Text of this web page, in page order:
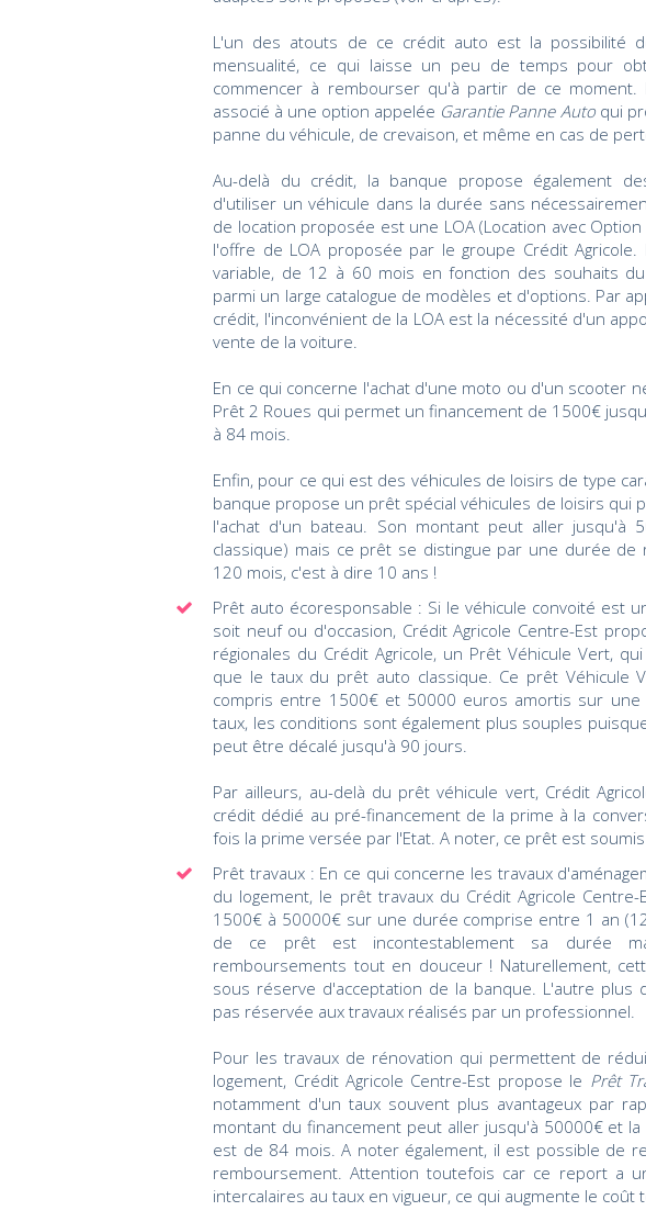
L'un des atouts de ce crédit auto est la possibilité
mensualité, ce qui laisse un peu de temps pour
commencer à rembourser qu'à partir de ce
associé à une option appelée Garantie Panne Autoqui
panne du véhicule, de crevaison, et même en cas de
Au-delà du crédit, la banque propose également
d'utiliser un véhicule dans la durée sans
de location proposée est une LOA (Location avec
l'offre de LOA proposée par le groupe Crédit
variable, de 12 à 60 mois en fonction des souhaits
parmi un large catalogue de modèles et d'options. Par
crédit, l'inconvénient de la LOA est la nécessité d'un
vente de la voiture.
En ce qui concerne l'achat d'une moto ou d'un scooter
Prêt 2 Roues qui permet un financement de 1500€
à 84 mois.
Enfin, pour ce qui est des véhicules de loisirs de type
banque propose un prêt spécial véhicules de loisirs qui
l'achat d'un bateau. Son montant peut aller jusqu'à
classique) mais ce prêt se distingue par une durée de
120 mois, c'est à dire 10 ans !
Prêt auto écoresponsable : Si le véhicule convoité est
soit neuf ou d'occasion, Crédit Agricole Centre-Est
régionales du Crédit Agricole, un Prêt Véhicule Vert,
que le taux du prêt auto classique. Ce prêt Véhicule
compris entre 1500€ et 50000 euros amortis sur
taux, les conditions sont également plus souples
peut être décalé jusqu'à 90 jours.
Par ailleurs, au-delà du prêt véhicule vert, Crédit
crédit dédié au pré-financement de la prime à la
fois la prime versée par l'Etat. A noter, ce prêt est
Prêt travaux : En ce qui concerne les travaux
du logement, le prêt travaux du Crédit Agricole
1500€ à 50000€ sur une durée comprise entre 1 an
de ce prêt est incontestablement sa durée
remboursements tout en douceur ! Naturellement,
sous réserve d'acceptation de la banque. L'autre
pas réservée aux travaux réalisés par un professionnel.
Pour les travaux de rénovation qui permettent de
logement, Crédit Agricole Centre-Est propose le Prêt
notamment d'un taux souvent plus avantageux par
montant du financement peut aller jusqu'à 50000€ et
est de 84 mois. A noter également, il est possible de
remboursement. Attention toutefois car ce report a
intercalaires au taux en vigueur, ce qui augmente le coût